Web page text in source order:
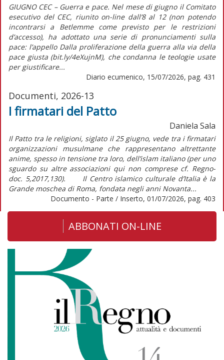
GIUGNO CEC – Guerra e pace. Nel mese di giugno il Comitato
esecutivo del CEC, riunito on-line dall’8 al 12 (non potendo
incontrarsi a Betlemme come previsto per le restrizioni
d’accesso), ha adottato una serie di pronunciamenti sulla
pace: l’appello Dalla proliferazione della guerra alla via della
pace giusta (bit.ly/4eXujnM), che condanna le teologie usate
per giustificare...
Diario ecumenico, 15/07/2026, pag. 431
Documenti, 2026-13
I firmatari del Patto
Daniela Sala
Il Patto tra le religioni, siglato il 25 giugno, vede tra i firmatari
organizzazioni musulmane che rappresentano altrettante
anime, spesso in tensione tra loro, dell’islam italiano (per uno
sguardo su altre associazioni qui non comprese cf. Regno-
doc. 5,2017,130). Il Centro islamico culturale d’Italia è la
Grande moschea di Roma, fondata negli anni Novanta...
Documento - Parte / Inserto, 01/07/2026, pag. 403
ABBONATI ON-LINE